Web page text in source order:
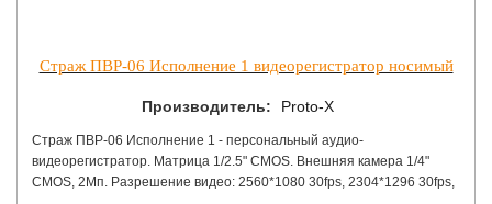
Страж ПВР-06 Исполнение 1 видеорегистратор носимый
Производитель: Proto-X
Страж ПВР-06 Исполнение 1 - персональный аудио-
видеорегистратор. Матрица 1/2.5" CMOS. Внешняя камера 1/4"
CMOS, 2Мп. Разрешение видео: 2560*1080 30fps, 2304*1296 30fps,